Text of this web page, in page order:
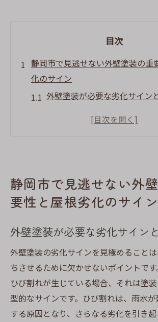
目次
静岡市で見逃せない外壁塗装の重
化のサイン
外壁塗装が必要な劣化サイン
屋根の劣化が住まいに及ぼす影
劣化を防ぐための定期的な点
外壁塗装で住まいの価値を守る静
屋根塗り替えの最適な時期の
静岡市の気候を考慮した塗り
ング
長持ちする外壁塗装のための
び
屋根の劣化を防ぐためのメン
静岡市で見逃せない外
要性と屋根劣化のサイン
外壁塗装が必要な劣化サイン
外壁塗装の劣化サインを見極めること
ちさせるために欠かせないポイントで
ひび割れが生じている場合、それは塗
型的なサインです。ひび割れは、雨水
する原因となり、さらなる劣化を引き